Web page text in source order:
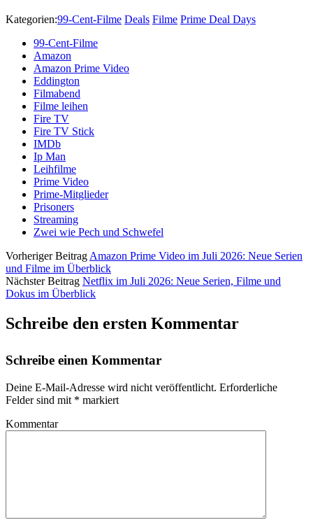
Kategorien:99-Cent-Filme Deals Filme Prime Deal Days
99-Cent-Filme
Amazon
Amazon Prime Video
Eddington
Filmabend
Filme leihen
Fire TV
Fire TV Stick
IMDb
Ip Man
Leihfilme
Prime Video
Prime-Mitglieder
Prisoners
Streaming
Zwei wie Pech und Schwefel
Vorheriger Beitrag Amazon Prime Video im Juli 2026: Neue Serien
und Filme im Überblick
Nächster Beitrag Netflix im Juli 2026: Neue Serien, Filme und
Dokus im Überblick
Schreibe den ersten Kommentar
Schreibe einen Kommentar
Deine E-Mail-Adresse wird nicht veröffentlicht. Erforderliche
Felder sind mit * markiert
Kommentar